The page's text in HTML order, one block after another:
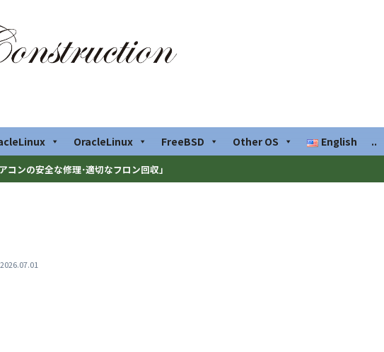
OracleLinux FreeBSD Other OS English ..
ンの安全な修理･適切なフロン回収」
2026.07.01